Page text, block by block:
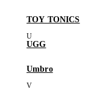
TOY TONICS
UGG
Umbro